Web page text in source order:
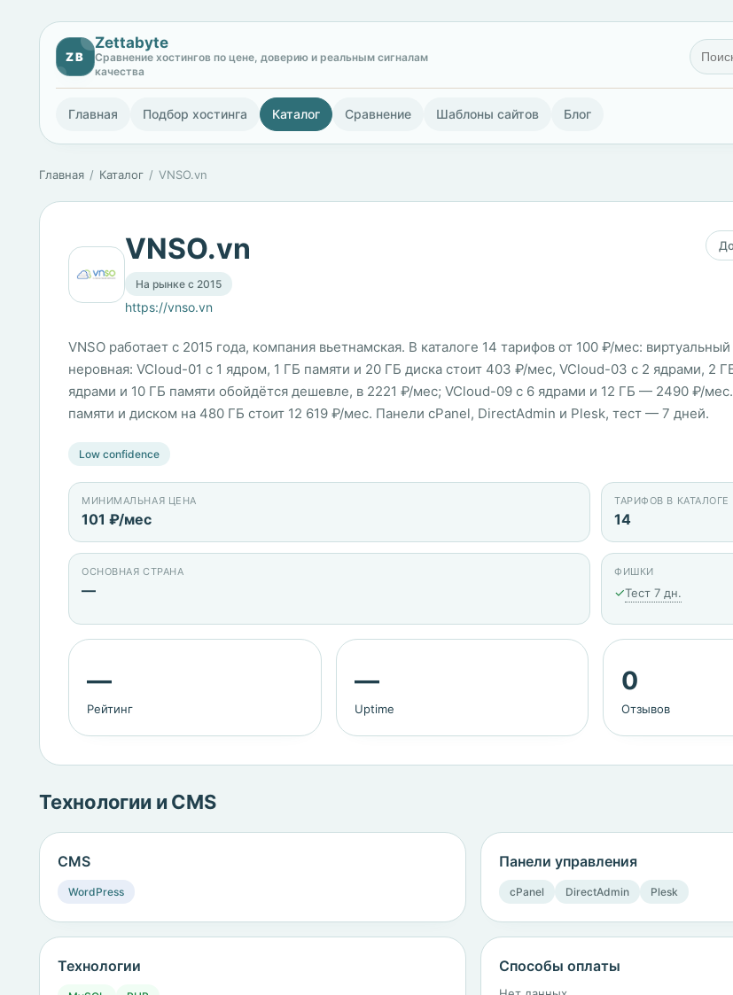
ZB
Zettabyte
Сравнение хостингов по цене, доверию и реальным сигналам
качества
Главная Подбор хостинга Каталог Сравнение Шаблоны сайтов Блог
Главная Каталог VNSO.vn
VNSO.vn
На рынке с 2015
https://vnso.vn
VNSO работает с 2015 года, компания вьетнамская. В каталоге 14 тарифов от 100 ₽/мес:
неровная: VCloud-01 с 1 ядром, 1 ГБ памяти и 20 ГБ диска стоит 403 ₽/мес, VCloud-03 с 2 ядрами,
ядрами и 10 ГБ памяти обойдётся дешевле, в 2221 ₽/мес; VCloud-09 с 6 ядрами и 12 ГБ — 2490 ₽/
памяти и диском на 480 ГБ стоит 12 619 ₽/мес. Панели cPanel, DirectAdmin и Plesk, тест — 7 дней.
Low confidence
МИНИМАЛЬНАЯ ЦЕНА
101 ₽/мес
ТАРИФОВ В КАТАЛОГЕ
14
ОСНОВНАЯ СТРАНА
—
ФИШКИ
✓Тест 7 дн.
—
Рейтинг
—
Uptime
0
Отзывов
Технологии и CMS
CMS
WordPress
Панели управления
cPanel DirectAdmin Plesk
Технологии Способы оплаты